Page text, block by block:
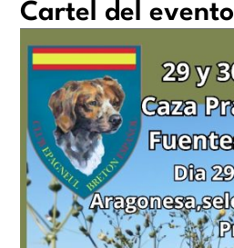
Cartel del evento